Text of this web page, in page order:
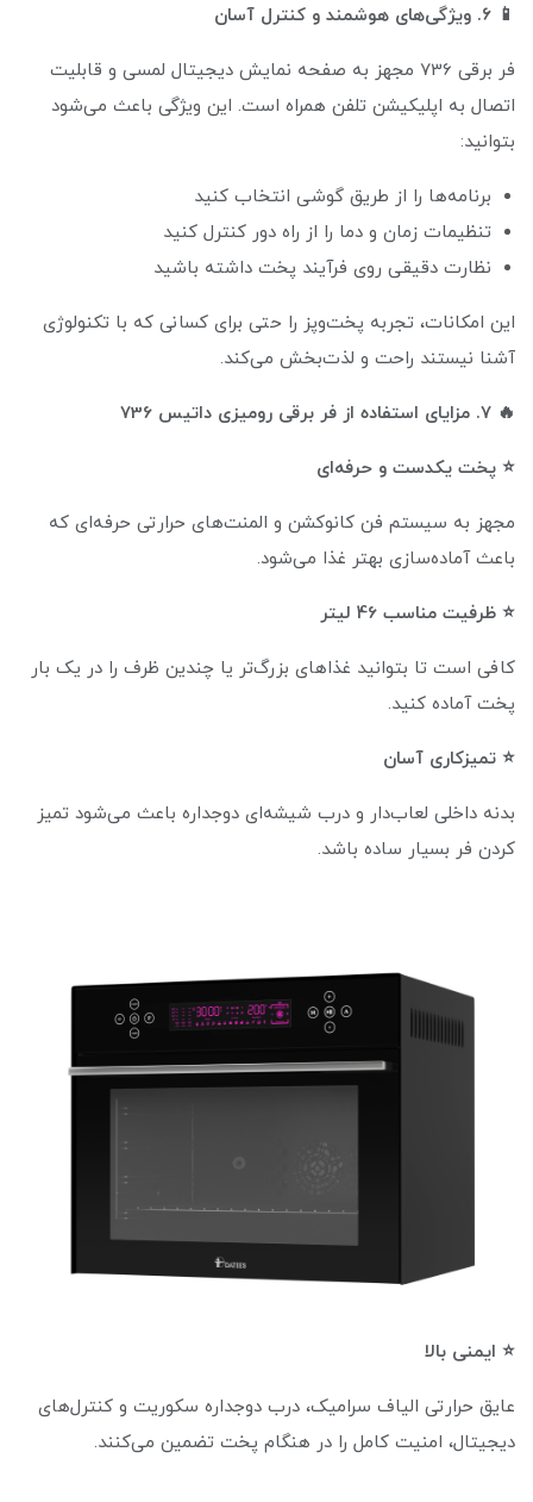
📱 ۶. ویژگی‌های هوشمند و کنترل آسان
فر برقی 736 مجهز به صفحه نمایش دیجیتال لمسی و قابلیت
اتصال به اپلیکیشن تلفن همراه است. این ویژگی باعث می‌شود
بتوانید:
برنامه‌ها را از طریق گوشی انتخاب کنید
تنظیمات زمان و دما را از راه دور کنترل کنید
نظارت دقیقی روی فرآیند پخت داشته باشید
این امکانات، تجربه پخت‌وپز را حتی برای کسانی که با تکنولوژی
آشنا نیستند راحت و لذت‌بخش می‌کند.
🔥 ۷. مزایای استفاده از فر برقی رومیزی داتیس 736
⭐ پخت یکدست و حرفه‌ای
مجهز به سیستم فن کانوکشن و المنت‌های حرارتی حرفه‌ای که
باعث آماده‌سازی بهتر غذا می‌شود.
⭐ ظرفیت مناسب 46 لیتر
کافی است تا بتوانید غذاهای بزرگ‌تر یا چندین ظرف را در یک بار
پخت آماده کنید.
⭐ تمیزکاری آسان
بدنه داخلی لعاب‌دار و درب شیشه‌ای دوجداره باعث می‌شود تمیز
کردن فر بسیار ساده باشد.
⭐ ایمنی بالا
عایق حرارتی الیاف سرامیک، درب دوجداره سکوریت و کنترل‌های
دیجیتال، امنیت کامل را در هنگام پخت تضمین می‌کنند.